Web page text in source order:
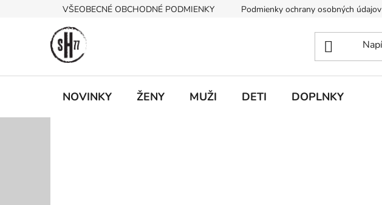
VŠEOBECNÉ OBCHODNÉ PODMIENKY Podmienky ochrany osobných údajov
NOVINKY ŽENY MUŽI DETI DOPLNKY